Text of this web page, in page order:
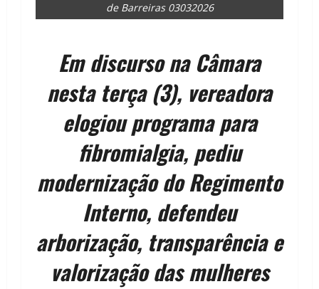
de Barreiras 03032026
Em discurso na Câmara
nesta terça (3), vereadora
elogiou programa para
fibromialgia, pediu
modernização do Regimento
Interno, defendeu
arborização, transparência e
valorização das mulheres